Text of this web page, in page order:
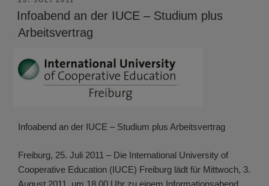
AM
Infoabend an der IUCE – Studium plus
Arbeitsvertrag
Infoabend an der IUCE – Studium plus Arbeitsvertrag
Freiburg, 25. Juli 2011 – Die International University of
Cooperative Education (IUCE) Freiburg lädt für Mittwoch, 3.
August 2011, um 18.00 Uhr zu einem Informationsabend